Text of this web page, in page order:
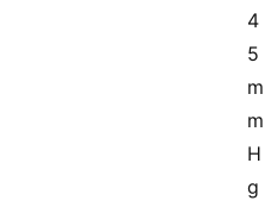
4
5
m
m
H
g